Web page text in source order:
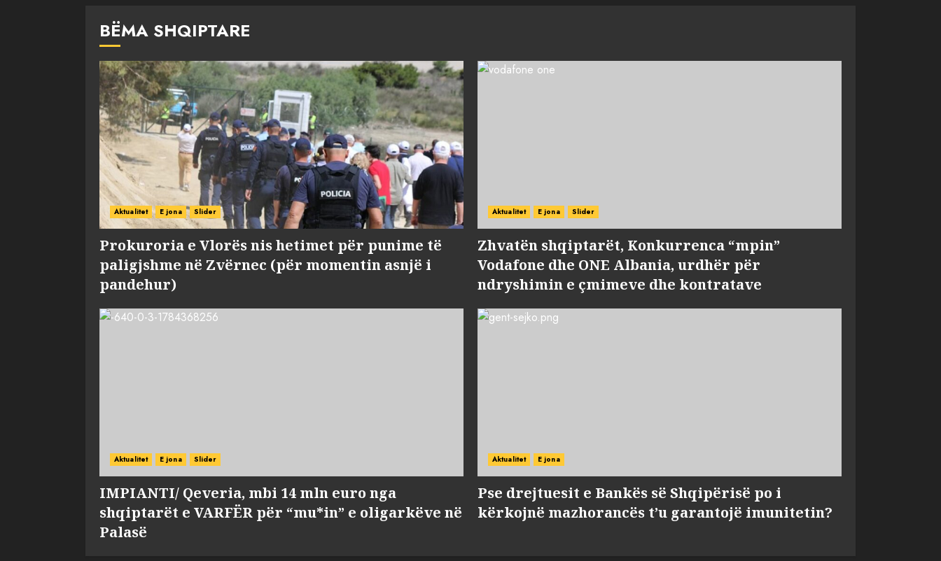
BËMA SHQIPTARE
Aktualitet E jona Slider
Prokuroria e Vlorës nis hetimet për punime të
paligjshme në Zvërnec (për momentin asnjë i
pandehur)
Aktualitet E jona Slider
Zhvatën shqiptarët, Konkurrenca “mpin”
Vodafone dhe ONE Albania, urdhër për
ndryshimin e çmimeve dhe kontratave
Aktualitet E jona Slider
IMPIANTI/ Qeveria, mbi 14 mln euro nga
shqiptarët e VARFËR për “mu*in” e oligarkëve në
Palasë
Aktualitet E jona
Pse drejtuesit e Bankës së Shqipërisë po i
kërkojnë mazhorancës t’u garantojë imunitetin?